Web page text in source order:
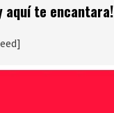
aquí te encantara!